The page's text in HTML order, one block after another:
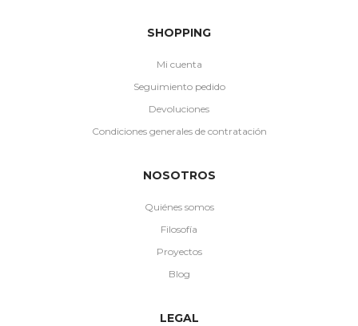
SHOPPING
Mi cuenta
Seguimiento pedido
Devoluciones
Condiciones generales de contratación
NOSOTROS
Quiénes somos
Filosofía
Proyectos
Blog
LEGAL